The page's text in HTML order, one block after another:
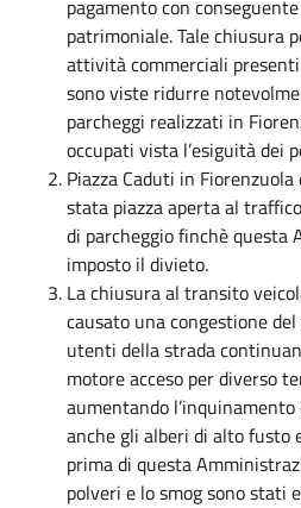
pagamento con
patrimoniale. Tale chiusura
attività commerciali
sono viste ridurre
parcheggi realizzati in
occupati vista l’esiguità dei
Piazza Caduti in Fiorenzuola
stata piazza aperta al
di parcheggio finchè questa
imposto il divieto.
La chiusura al transito
causato una congestione
utenti della strada
motore acceso per diverso
aumentando
anche gli alberi di alto fusto
prima di questa
polveri e lo smog sono stati